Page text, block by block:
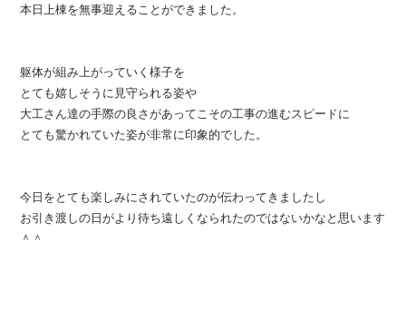
本日上棟を無事迎えることができました。
躯体が組み上がっていく様子を
とても嬉しそうに見守られる姿や
大工さん達の手際の良さがあってこその工事の進むスピードに
とても驚かれていた姿が非常に印象的でした。
今日をとても楽しみにされていたのが伝わってきましたし
お引き渡しの日がより待ち遠しくなられたのではないかなと思います
＾＾